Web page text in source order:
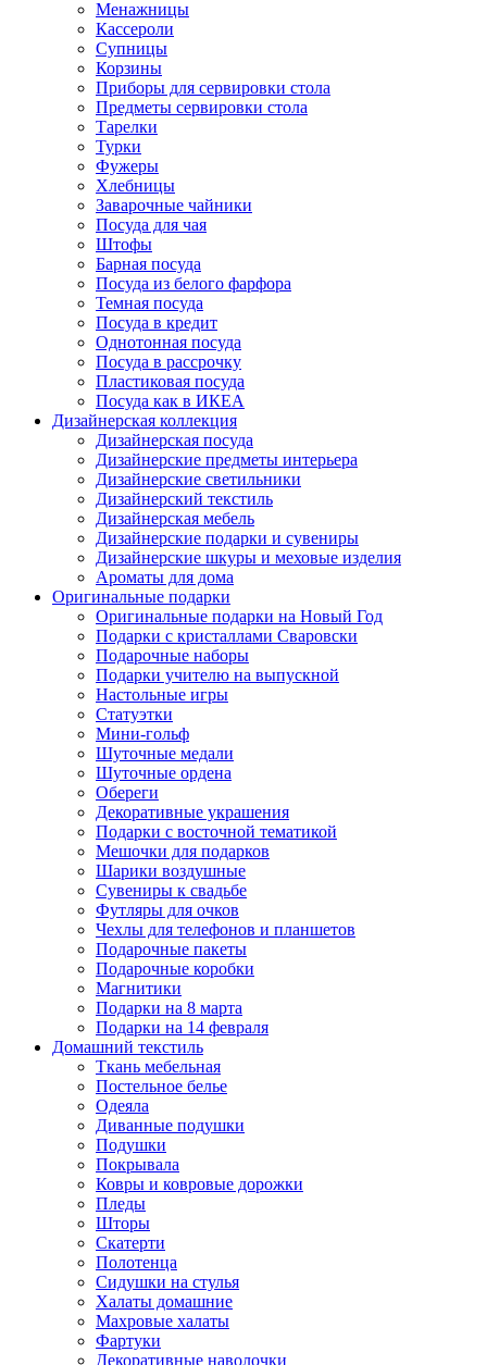
Менажницы
Кассероли
Супницы
Корзины
Приборы для сервировки стола
Предметы сервировки стола
Тарелки
Турки
Фужеры
Хлебницы
Заварочные чайники
Посуда для чая
Штофы
Барная посуда
Посуда из белого фарфора
Темная посуда
Посуда в кредит
Однотонная посуда
Посуда в рассрочку
Пластиковая посуда
Посуда как в ИКЕА
Дизайнерская коллекция
Дизайнерская посуда
Дизайнерские предметы интерьера
Дизайнерские светильники
Дизайнерский текстиль
Дизайнерская мебель
Дизайнерские подарки и сувениры
Дизайнерские шкуры и меховые изделия
Ароматы для дома
Оригинальные подарки
Оригинальные подарки на Новый Год
Подарки с кристаллами Сваровски
Подарочные наборы
Подарки учителю на выпускной
Настольные игры
Статуэтки
Мини-гольф
Шуточные медали
Шуточные ордена
Обереги
Декоративные украшения
Подарки с восточной тематикой
Мешочки для подарков
Шарики воздушные
Сувениры к свадьбе
Футляры для очков
Чехлы для телефонов и планшетов
Подарочные пакеты
Подарочные коробки
Магнитики
Подарки на 8 марта
Подарки на 14 февраля
Домашний текстиль
Ткань мебельная
Постельное белье
Одеяла
Диванные подушки
Подушки
Покрывала
Ковры и ковровые дорожки
Пледы
Шторы
Скатерти
Полотенца
Сидушки на стулья
Халаты домашние
Махровые халаты
Фартуки
Декоративные наволочки